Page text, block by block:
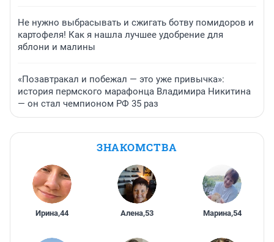
Не нужно выбрасывать и сжигать ботву помидоров и
картофеля! Как я нашла лучшее удобрение для
яблони и малины
«Позавтракал и побежал — это уже привычка»:
история пермского марафонца Владимира Никитина
— он стал чемпионом РФ 35 раз
ЗНАКОМСТВА
Ирина,44 Алена,53 Марина,54